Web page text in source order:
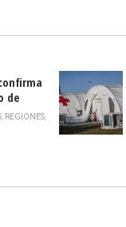
de
, REGIONES,